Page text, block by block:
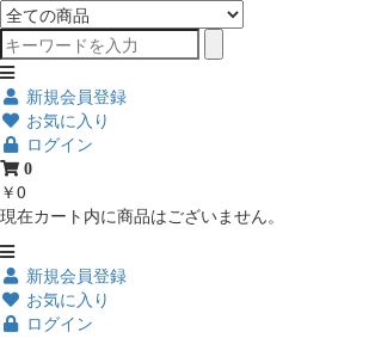
新規会員登録
お気に入り
ログイン
0
￥0
現在カート内に商品はございません。
新規会員登録
お気に入り
ログイン